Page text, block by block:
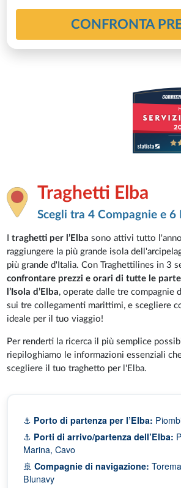
CONFRONTA
Traghetti Elba
Scegli tra 4 Compagnie e 6
Itraghetti per l’Elba sono attivi tutto
raggiungere la più grande isola
più grande d'Italia. Con Traghettilines in 3
confrontare prezzi e orari di tutte le
l’Isola d’Elba, operate dalle tre compagnie
sui tre collegamenti marittimi, e scegliere
ideale per il tuo viaggio!
Per renderti la ricerca il più semplice
riepiloghiamo le informazioni essenziali
scegliere il tuo traghetto per l'Elba.
⚓ Porto di partenza per l’Elba:
⚓ Porti di arrivo/partenza dell’Elba:
Marina, Cavo
🚢Compagnie di navigazione:
Blunavy